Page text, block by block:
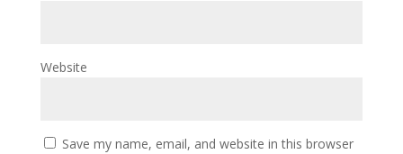
Website
Save my name, email, and website in this browser